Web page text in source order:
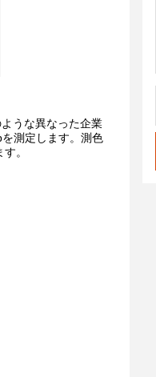
うな異なった企業
測定します。測色
。